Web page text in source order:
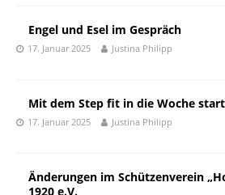
Engel und Esel im Gespräch
17. Januar 2025 Justina Philipp
Mit dem Step fit in die Woche
17. Januar 2025 Justina Philipp
Änderungen im Schützenverein
1920 e.V.